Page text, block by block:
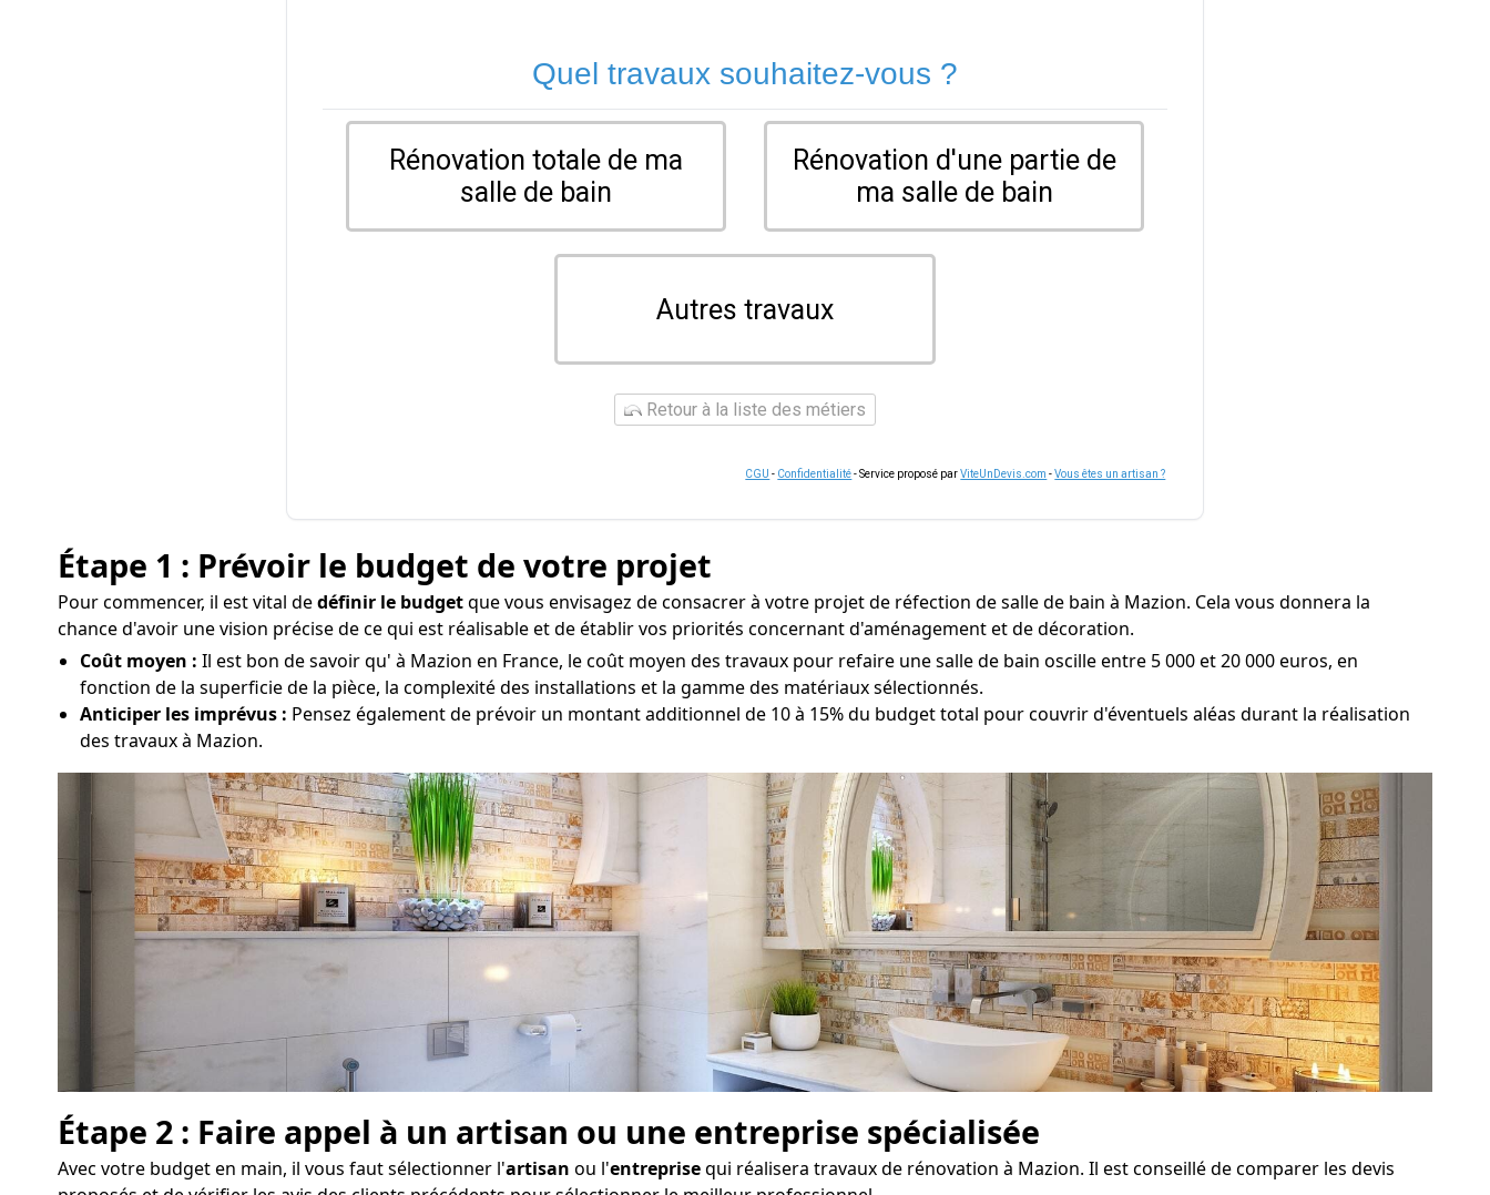
Quel travaux souhaitez-vous ?
Rénovation totale de ma
salle de bain
Rénovation d'une partie de
ma salle de bain
Autres travaux
Retour à la liste des métiers
CGU - Confidentialité- Service proposé parViteUnDevis.com -Vous êtes un artisan ?
Étape 1 : Prévoir le budget de votre projet
Pour commencer, il est vital dedéfinir le budgetque vous envisagez de consacrer à votre projet de réfection de salle de bain à Mazion. Cela vous donnera la
chance d'avoir une vision précise de ce qui est réalisable et de établir vos priorités concernant d'aménagement et de décoration.
Coût moyen : Il est bon de savoir qu' à Mazion en France, le coût moyen des travaux pour refaire une salle de bain oscille entre 5 000 et 20 000 euros, en
fonction de la superficie de la pièce, la complexité des installations et la gamme des matériaux sélectionnés.
Anticiper les imprévus : Pensez également de prévoir un montant additionnel de 10 à 15% du budget total pour couvrir d'éventuels aléas durant la réalisation
des travaux à Mazion.
Étape 2 : Faire appel à un artisan ou une entreprise spécialisée
Avec votre budget en main, il vous faut sélectionner l'artisan ou l'entreprisequi réalisera travaux de rénovation à Mazion. Il est conseillé de comparer les devis